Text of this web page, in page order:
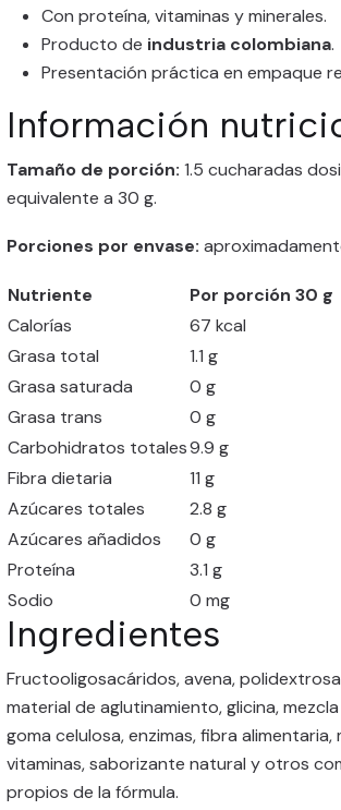
Con proteína, vitaminas y minerales.
Producto de industria colombiana.
Presentación práctica en empaque
Información
Tamaño de porción: 1.5 cucharadas
equivalente a 30 g.
Porciones por envase:
Nutriente
Por porción 30 g
Calorías
67 kcal
Grasa total
1.1 g
Grasa saturada
0 g
Grasa trans
0 g
Carbohidratos totales9.9 g
Fibra dietaria
11 g
Azúcares totales
2.8 g
Azúcares añadidos
0 g
Proteína
3.1 g
Sodio
0 mg
Ingredientes
Fructooligosacáridos, avena,
material de aglutinamiento, glicina,
goma celulosa, enzimas, fibra alimentaria,
vitaminas, saborizante natural y otros
propios de la fórmula.